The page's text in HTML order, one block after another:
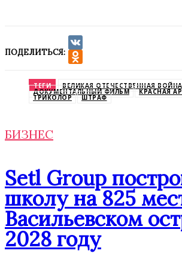
ПОДЕЛИТЬСЯ:
VK
ТЕГИ ВЕЛИКАЯ ОТЕЧЕСТВЕННАЯ ВОЙНА
ДОКУМЕНТАЛЬНЫЙ ФИЛЬМ КРАСНАЯ
ТРИКОЛОР ШТРАФ
БИЗНЕС
Setl Group
школу на 825
Васильевском
2028 году